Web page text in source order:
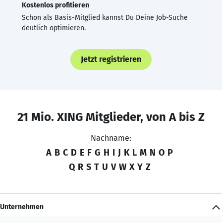
Kostenlos profitieren
Schon als Basis-Mitglied kannst Du Deine Job-Suche
deutlich optimieren.
Jetzt registrieren
21 Mio. XING Mitglieder, von A bis Z
Nachname:
A B C D E F G H I J K L M N O P
Q R S T U V W X Y Z
Unternehmen